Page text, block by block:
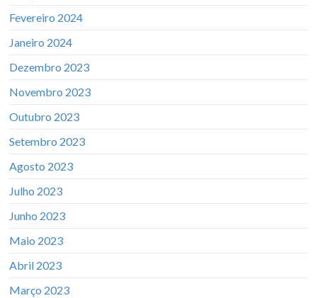
Fevereiro 2024
Janeiro 2024
Dezembro 2023
Novembro 2023
Outubro 2023
Setembro 2023
Agosto 2023
Julho 2023
Junho 2023
Maio 2023
Abril 2023
Março 2023